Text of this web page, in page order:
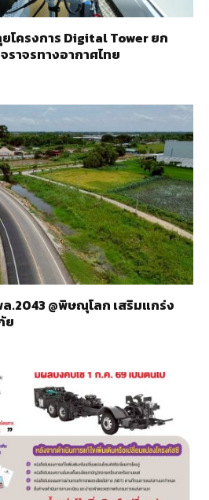
โครงการ Digital Tower ยก
ราจรทางอากาศไทย
.2043 @พิษณุโลก เสริมแกร่ง
ย